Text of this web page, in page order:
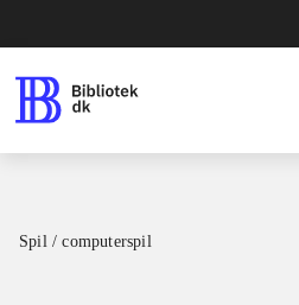
Spil / computerspil